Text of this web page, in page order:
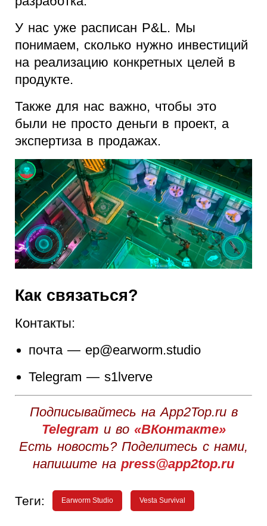
У нас уже расписан P&L. Мы
понимаем, сколько нужно инвестиций
на реализацию конкретных целей в
продукте.
Также для нас важно, чтобы это
были не просто деньги в проект, а
экспертиза в продажах.
Как связаться?
Контакты:
почта — ep@earworm.studio
Telegram — s1lverve
Подписывайтесь на App2Top.ru в
Telegram и во «ВКонтакте»
Есть новость? Поделитесь с нами,
напишите на press@app2top.ru
Теги: Earworm Studio Vesta Survival